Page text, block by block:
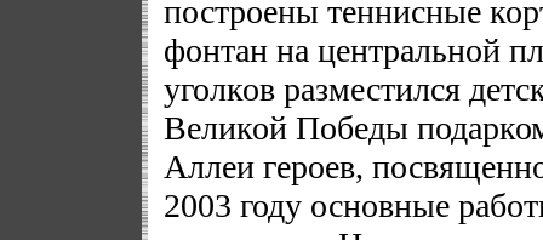
построены теннисные
фонтан на центральной
уголков разместился
Великой Победы
Аллеи героев,
2003 году основные